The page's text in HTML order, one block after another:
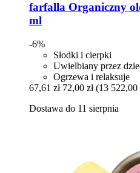
farfalla Organiczny
ml
-6%
Słodki i cierpki
Uwielbiany przez
Ogrzewa i relaksuje
67,61 zł 72,00 zł (13 522,00
Dostawa do 11 sierpnia